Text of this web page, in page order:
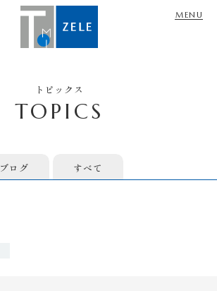
トピックス
TOPICS
ブログ すべて